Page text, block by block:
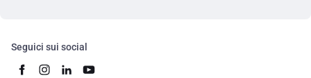
Seguici sui social